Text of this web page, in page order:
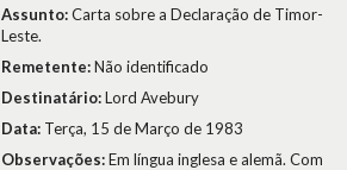
Assunto:Carta sobre a Declaração de Timor-
Leste.
Remetente:Não identificado
Destinatário:Lord Avebury
Data: Terça, 15 de Março de 1983
Observações:Em língua inglesa e alemã. Com